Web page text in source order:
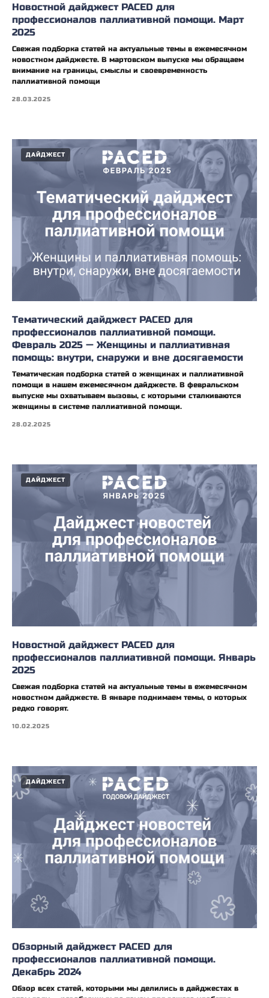
Новостной дайджест PACED для
профессионалов паллиативной помощи. Март
2025
Свежая подборка статей на актуальные темы в ежемесячном
новостном дайджесте. В мартовском выпуске мы обращаем
внимание на границы, смыслы и своевременность
паллиативной помощи
28.03.2025
ДАЙДЖЕСТ
Тематический дайджест PACED для
профессионалов паллиативной помощи.
Февраль 2025 — Женщины и паллиативная
помощь: внутри, снаружи и вне досягаемости
Тематическая подборка статей о женщинах и паллиативной
помощи в нашем ежемесячном дайджесте. В февральском
выпуске мы охватываем вызовы, с которыми сталкиваются
женщины в системе паллиативной помощи.
28.02.2025
ДАЙДЖЕСТ
Новостной дайджест PACED для
профессионалов паллиативной помощи. Январь
2025
Свежая подборка статей на актуальные темы в ежемесячном
новостном дайджесте. В январе поднимаем темы, о которых
редко говорят.
10.02.2025
ДАЙДЖЕСТ
Обзорный дайджест PACED для
профессионалов паллиативной помощи.
Декабрь 2024
Обзор всех статей, которыми мы делились в дайджестах в